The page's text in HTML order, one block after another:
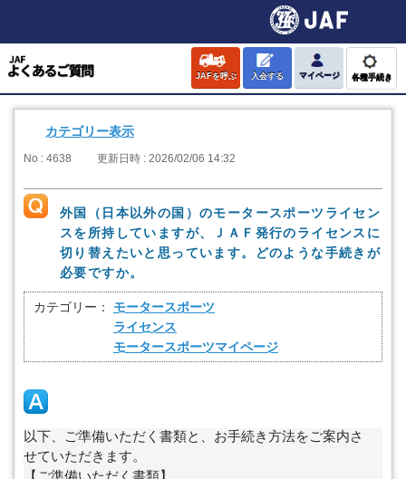
JAFを呼ぶ 入会する マイページ 各種手続き
カテゴリー表示
No : 4638 更新日時 : 2026/02/06 14:32
外国（日本以外の国）のモータースポーツライセン
スを所持していますが、ＪＡＦ発行のライセンスに
切り替えたいと思っています。どのような手続きが
必要ですか。
カテゴリー：
モータースポーツ
ライセンス
モータースポーツマイページ
以下、ご準備いただく書類と、お手続き方法をご案内さ
せていただきます。